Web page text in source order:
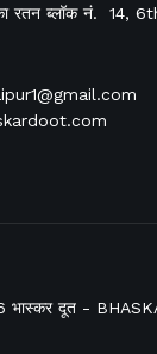
ब्लॉक नं. 14, 6th
भास्कर दूत -